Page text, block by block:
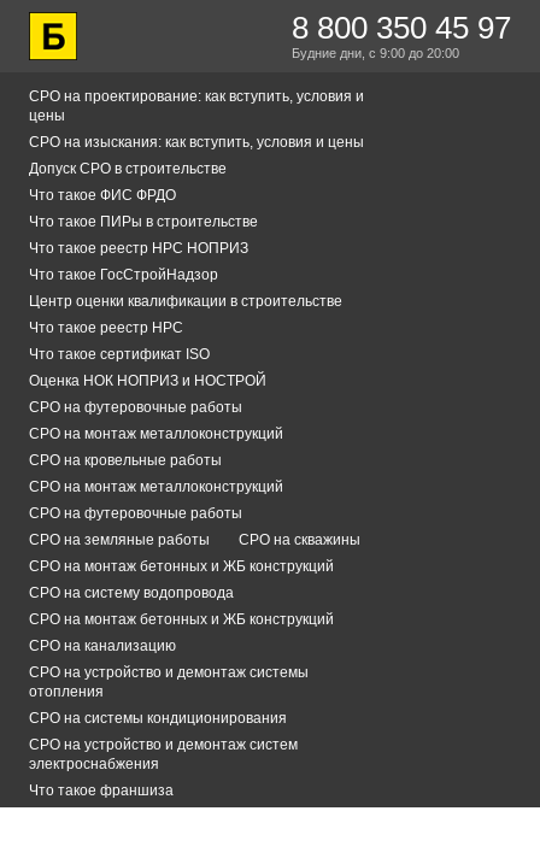
8 800 350 45 97
Будние дни, с 9:00 до 20:00
СРО на проектирование: как вступить, условия и
цены
СРО на изыскания: как вступить, условия и цены
Допуск СРО в строительстве
Что такое ФИС ФРДО
Что такое ПИРы в строительстве
Что такое реестр НРС НОПРИЗ
Что такое ГосСтройНадзор
Центр оценки квалификации в строительстве
Что такое реестр НРС
Что такое сертификат ISO
Оценка НОК НОПРИЗ и НОСТРОЙ
СРО на футеровочные работы
СРО на монтаж металлоконструкций
СРО на кровельные работы
СРО на монтаж металлоконструкций
СРО на футеровочные работы
СРО на земляные работы
СРО на скважины
СРО на монтаж бетонных и ЖБ конструкций
СРО на систему водопровода
СРО на монтаж бетонных и ЖБ конструкций
СРО на канализацию
СРО на устройство и демонтаж системы
отопления
СРО на системы кондиционирования
СРО на устройство и демонтаж систем
электроснабжения
Что такое франшиза